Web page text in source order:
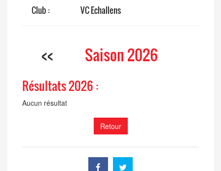
Club : VC Echallens
<< Saison 2026
Résultats 2026 :
Aucun résultat
Retour